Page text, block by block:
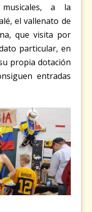
a la
el vallenato de
que visita por
particular, en
propia dotación
entradas